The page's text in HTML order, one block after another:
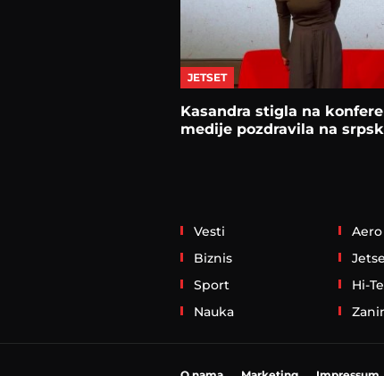
JETSET
Kasandra stigla na
medije pozdravila na
Vesti
Biznis
Sport
Nauka
Aero
Hi-